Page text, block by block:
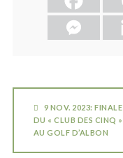
9 NOV. 2023: FINALE
DU « CLUB DES CINQ »
AU GOLF D’ALBON